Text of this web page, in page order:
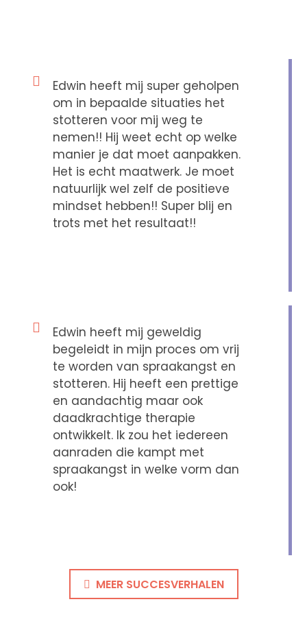
Edwin heeft mij super geholpen
om in bepaalde situaties het
stotteren voor mij weg te
nemen!! Hij weet echt op welke
manier je dat moet aanpakken.
Het is echt maatwerk. Je moet
natuurlijk wel zelf de positieve
mindset hebben!! Super blij en
trots met het resultaat!!
Edwin heeft mij geweldig
begeleidt in mijn proces om vrij
te worden van spraakangst en
stotteren. Hij heeft een prettige
en aandachtig maar ook
daadkrachtige therapie
ontwikkelt. Ik zou het iedereen
aanraden die kampt met
spraakangst in welke vorm dan
ook!
MEER SUCCESVERHALEN